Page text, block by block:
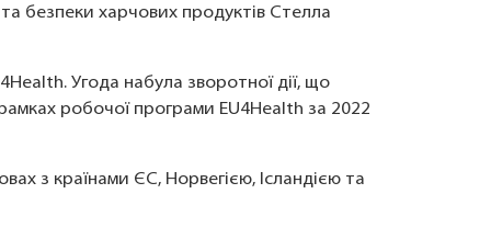
безпеки харчових продуктів Стелла
Угода набула зворотної дії, що
робочої програми EU4Health за 2022
з країнами ЄС, Норвегією, Ісландією та